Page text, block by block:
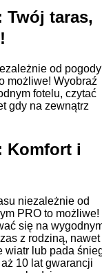
Twój taras,
od
możliwe! Wyobraź
fotelu, czytać
gdy na zewnątrz
Komfort i
niezależnie od
PRO to możliwe!
się na
z rodziną, nawet
wiatr lub pada
aż 10 lat gwarancji